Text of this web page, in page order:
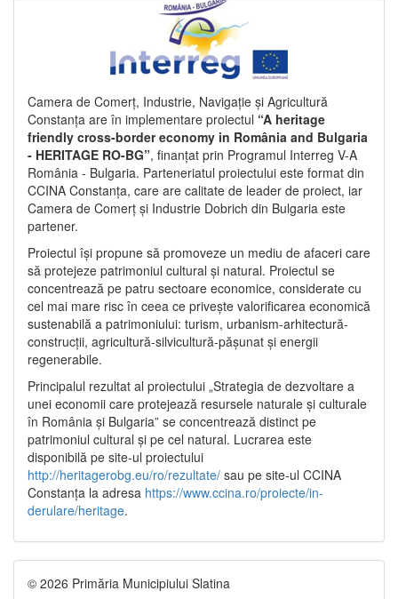
Camera de Comerț, Industrie, Navigație și Agricultură
Constanța are în implementare proiectul “A heritage
friendly cross-border economy in România and Bulgaria
- HERITAGE RO-BG”, finanțat prin Programul Interreg V-A
România - Bulgaria. Parteneriatul proiectului este format din
CCINA Constanța, care are calitate de leader de proiect, iar
Camera de Comerț și Industrie Dobrich din Bulgaria este
partener.
Proiectul își propune să promoveze un mediu de afaceri care
să protejeze patrimoniul cultural și natural. Proiectul se
concentrează pe patru sectoare economice, considerate cu
cel mai mare risc în ceea ce privește valorificarea economică
sustenabilă a patrimoniului: turism, urbanism-arhitectură-
construcții, agricultură-silvicultură-pășunat și energii
regenerabile.
Principalul rezultat al proiectului „Strategia de dezvoltare a
unei economii care protejează resursele naturale și culturale
în România și Bulgaria” se concentrează distinct pe
patrimoniul cultural și pe cel natural. Lucrarea este
disponibilă pe site-ul proiectului
http://heritagerobg.eu/ro/rezultate/ sau pe site-ul CCINA
Constanța la adresa https://www.ccina.ro/proiecte/in-
derulare/heritage.
© 2026 Primăria Municipiului Slatina